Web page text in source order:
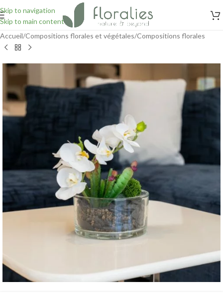
Skip to navigation
Skip to main content
Accueil/Compositions florales et végétales/Compositions florales